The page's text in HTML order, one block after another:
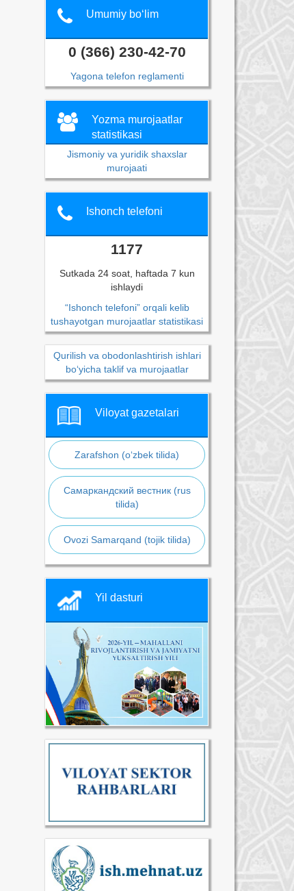
Umumiy bo‘lim
0 (366) 230-42-70
Yagona telefon reglamenti
Yozma murojaatlar
statistikasi
Jismoniy va yuridik shaxslar
murojaati
Ishonch telefoni
1177
Sutkada 24 soat, haftada 7 kun
ishlaydi
“Ishonch telefoni” orqali kelib
tushayotgan murojaatlar statistikasi
Qurilish va obodonlashtirish ishlari
bo‘yicha taklif va murojaatlar
Viloyat gazetalari
Zarafshon (o‘zbek tilida)
Самаркандский вестник (rus
tilida)
Ovozi Samarqand (tojik tilida)
Yil dasturi